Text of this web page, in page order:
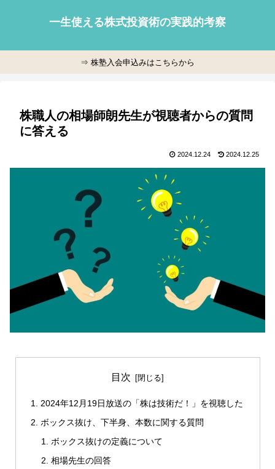
一生使える株式投資術の実践的考察
⇒ 株塾入会申込みはこちらから
株職人の相場師朗先生が視聴者からの質問
に答える
2024.12.24 2024.12.25
目次
2024年12月19日放送の「株は技術だ！」を視聴した
ボックス抜け、下半身、本数に関する質問
ボックス抜けの定義について
相場先生の回答